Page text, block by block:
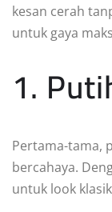
kesan cerah
untuk gaya
1.
Pertama-tama,
bercahaya.
untuk look